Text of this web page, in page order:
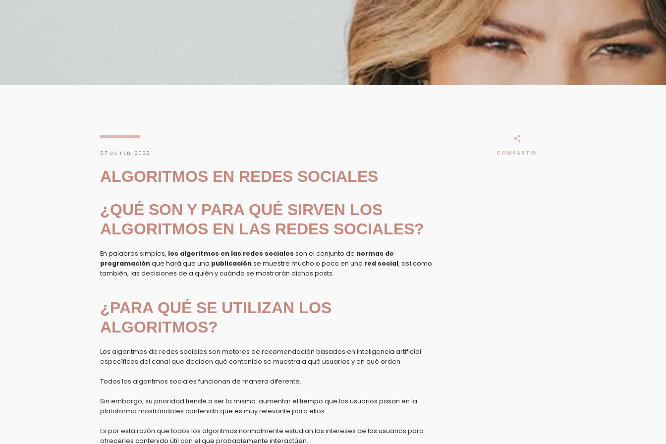
07 DE FEB, 2022
ALGORITMOS EN REDES SOCIALES
¿QUÉ SON Y PARA QUÉ SIRVEN LOS
ALGORITMOS EN LAS REDES SOCIALES?
En palabras simples, los algoritmos en las redes sociales son el conjunto de normas de
programaciónque hará que una publicaciónse muestre mucho o poco en una red social, así como
también, las decisiones de a quién y cuándo se mostrarán dichos posts.
¿PARA QUÉ SE UTILIZAN LOS
ALGORITMOS?
Los algoritmos de redes sociales son motores de recomendación basados ​​en inteligencia artificial
específicos del canal que deciden qué contenido se muestra a qué usuarios y en qué orden.
Todos los algoritmos sociales funcionan de manera diferente.
Sin embargo, su prioridad tiende a ser la misma: aumentar el tiempo que los usuarios pasan en la
plataforma mostrándoles contenido que es muy relevante para ellos.
Es por esta razón que todos los algoritmos normalmente estudian los intereses de los usuarios para
ofrecerles contenido útil con el que probablemente interactúen.
COMPARTIR